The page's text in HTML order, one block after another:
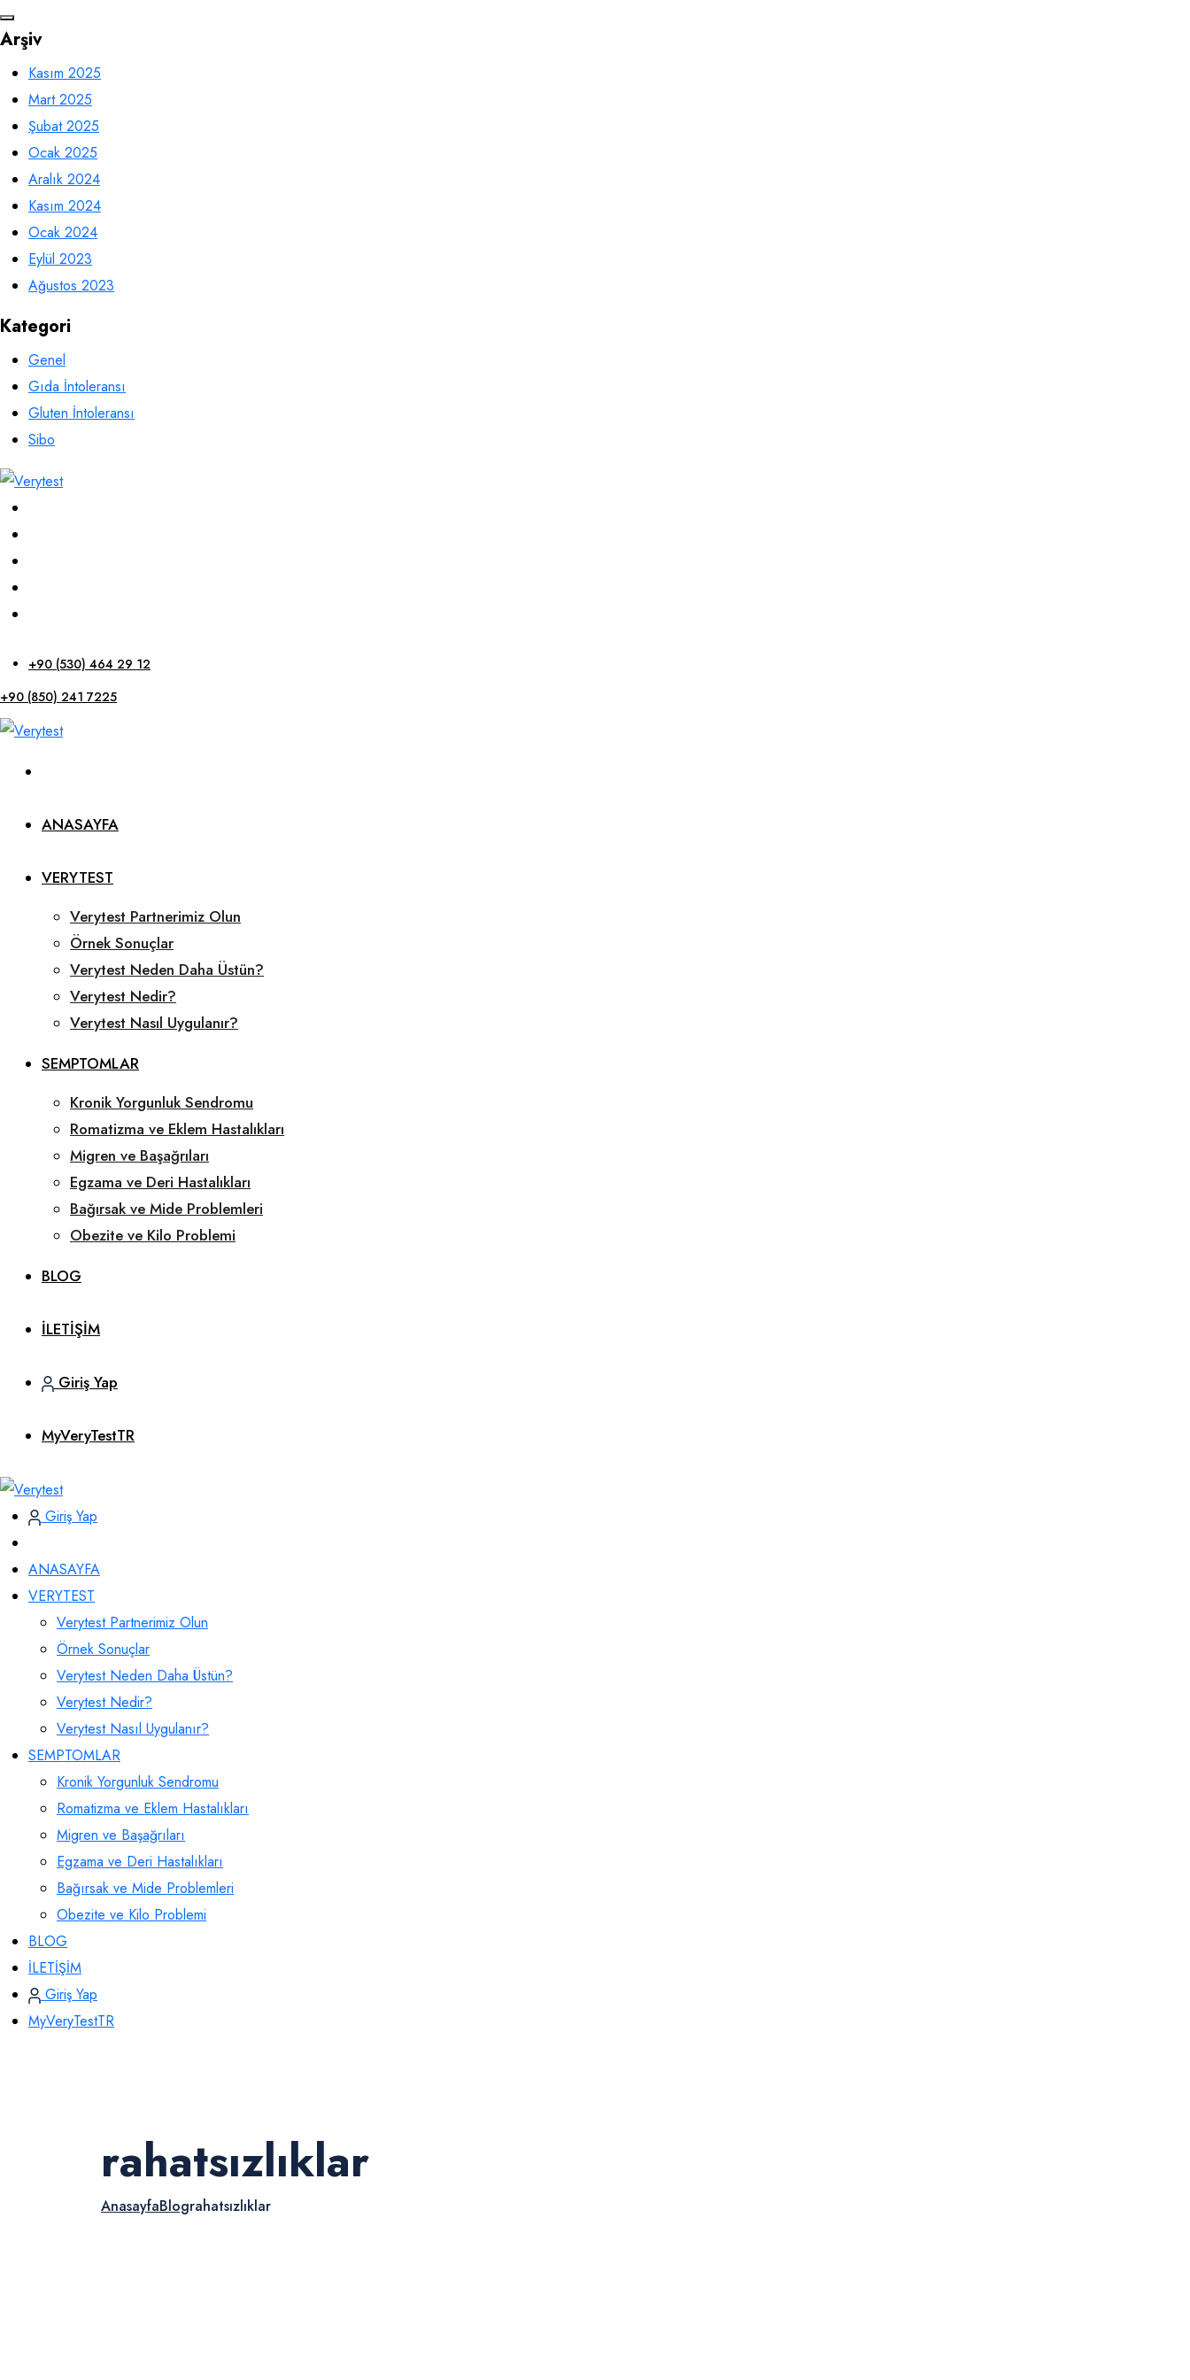
Arşiv
Kasım 2025
Mart 2025
Şubat 2025
Ocak 2025
Aralık 2024
Kasım 2024
Ocak 2024
Eylül 2023
Ağustos 2023
Kategori
Genel
Gıda İntoleransı
Gluten İntoleransı
Sibo
+90 (530) 464 29 12
+90 (850) 241 7225
ANASAYFA
VERYTEST
Verytest Partnerimiz Olun
Örnek Sonuçlar
Verytest Neden Daha Üstün?
Verytest Nedir?
Verytest Nasıl Uygulanır?
SEMPTOMLAR
Kronik Yorgunluk Sendromu
Romatizma ve Eklem Hastalıkları
Migren ve Başağrıları
Egzama ve Deri Hastalıkları
Bağırsak ve Mide Problemleri
Obezite ve Kilo Problemi
BLOG
İLETİŞİM
Giriş Yap
MyVeryTestTR
Giriş Yap
ANASAYFA
VERYTEST
Verytest Partnerimiz Olun
Örnek Sonuçlar
Verytest Neden Daha Üstün?
Verytest Nedir?
Verytest Nasıl Uygulanır?
SEMPTOMLAR
Kronik Yorgunluk Sendromu
Romatizma ve Eklem Hastalıkları
Migren ve Başağrıları
Egzama ve Deri Hastalıkları
Bağırsak ve Mide Problemleri
Obezite ve Kilo Problemi
BLOG
İLETİŞİM
Giriş Yap
MyVeryTestTR
rahatsızlıklar
AnasayfaBlograhatsızlıklar